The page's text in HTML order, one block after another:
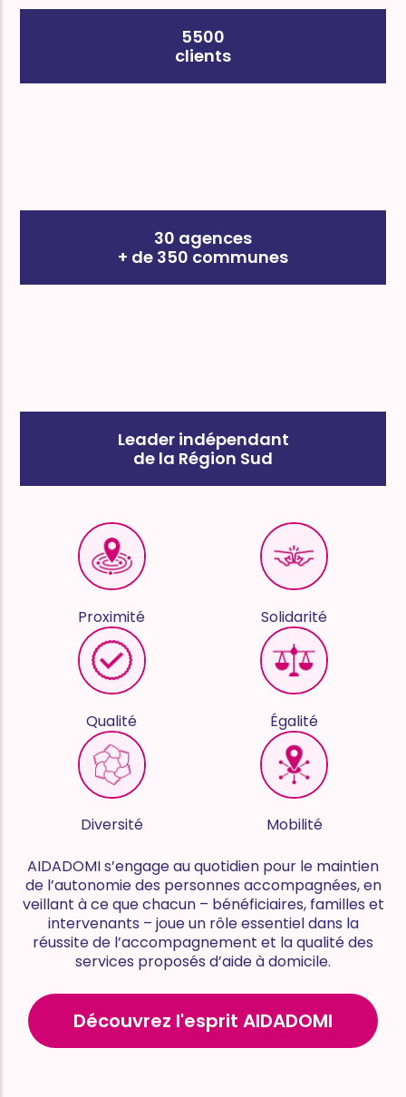
5500
clients
30 agences
+ de 350 communes
Leader indépendant
de la Région Sud
Proximité Solidarité
Qualité Égalité
Diversité
Mobilité
AIDADOMI s’engage au quotidien pour le maintien
de l’autonomie des personnes accompagnées, en
veillant à ce que chacun – bénéficiaires, familles et
intervenants – joue un rôle essentiel dans la
réussite de l’accompagnement et la qualité des
services proposés d’aide à domicile.
Découvrez l'esprit AIDADOMI